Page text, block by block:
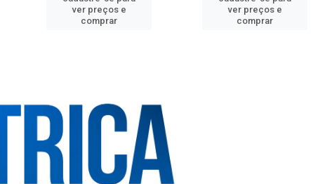
ver preços e
comprar
ver preços e
comprar